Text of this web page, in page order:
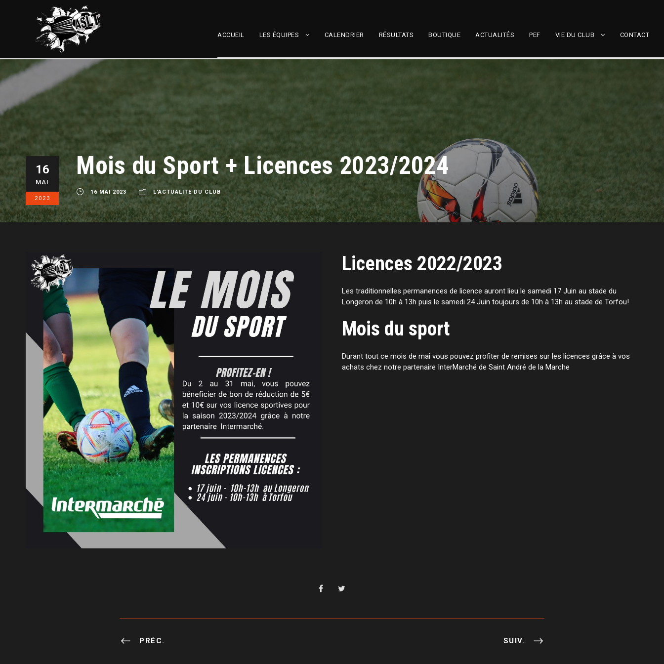
ACCUEIL LES ÉQUIPES CALENDRIER RÉSULTATS BOUTIQUE ACTUALITÉS PEF VIE DU CLUB CONTACT
16
MAI
2023
Mois du Sport + Licences 2023/2024
16 MAI 2023 L'ACTUALITÉ DU CLUB
Licences 2022/2023
Les traditionnelles permanences de licence auront lieu le samedi 17 Juin au stade du
Longeron de 10h à 13h puis le samedi 24 Juin toujours de 10h à 13h au stade de Torfou!
Mois du sport
Durant tout ce mois de mai vous pouvez profiter de remises sur les licences grâce à vos
achats chez notre partenaire InterMarché de Saint André de la Marche
PRÉC. SUIV.